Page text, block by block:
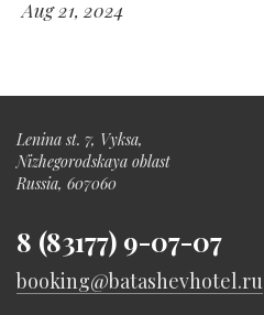
Aug 21, 2024
Lenina st. 7, Vyksa,
Nizhegorodskaya oblast
Russia, 607060
8 (83177) 9-07-07
booking@batashevhotel.ru